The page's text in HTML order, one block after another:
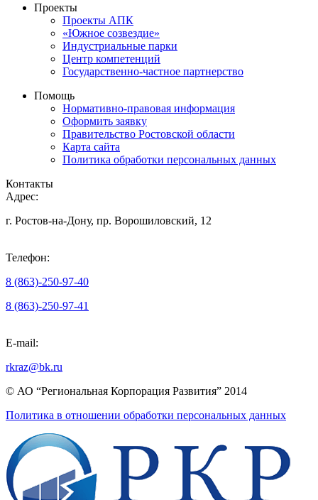
Проекты
Проекты АПК
«Южное созвездие»
Индустриальные парки
Центр компетенций
Государственно-частное партнерство
Помощь
Нормативно-правовая информация
Оформить заявку
Правительство Ростовской области
Карта сайта
Политика обработки персональных данных
Контакты
Адрес:
г. Ростов-на-Дону, пр. Ворошиловский, 12
Телефон:
8 (863)-250-97-40
8 (863)-250-97-41
E-mail:
rkraz@bk.ru
© АО “Региональная Корпорация Развития” 2014
Политика в отношении обработки персональных данных